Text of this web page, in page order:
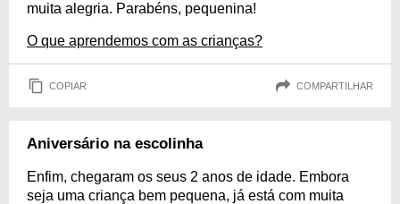
muita alegria. Parabéns, pequenina!
O que aprendemos com as crianças?
COPIAR COMPARTILHAR
Aniversário na escolinha
Enfim, chegaram os seus 2 anos de idade. Embora
seja uma criança bem pequena, já está com muita